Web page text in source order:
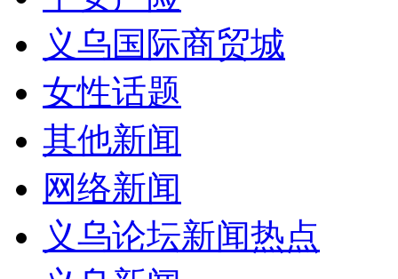
义乌国际商贸城
女性话题
其他新闻
网络新闻
义乌论坛新闻热点